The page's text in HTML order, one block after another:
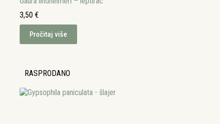
3,50 €
Pročitaj više
RASPRODANO